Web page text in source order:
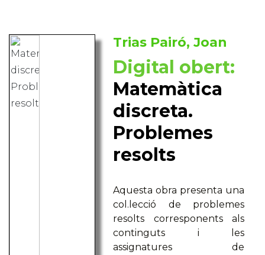
Trias Pairó, Joan
Digital obert:
Matemàtica
discreta.
Problemes
resolts
Aquesta obra presenta una
col.lecció de problemes
resolts corresponents als
continguts i les
assignatures de